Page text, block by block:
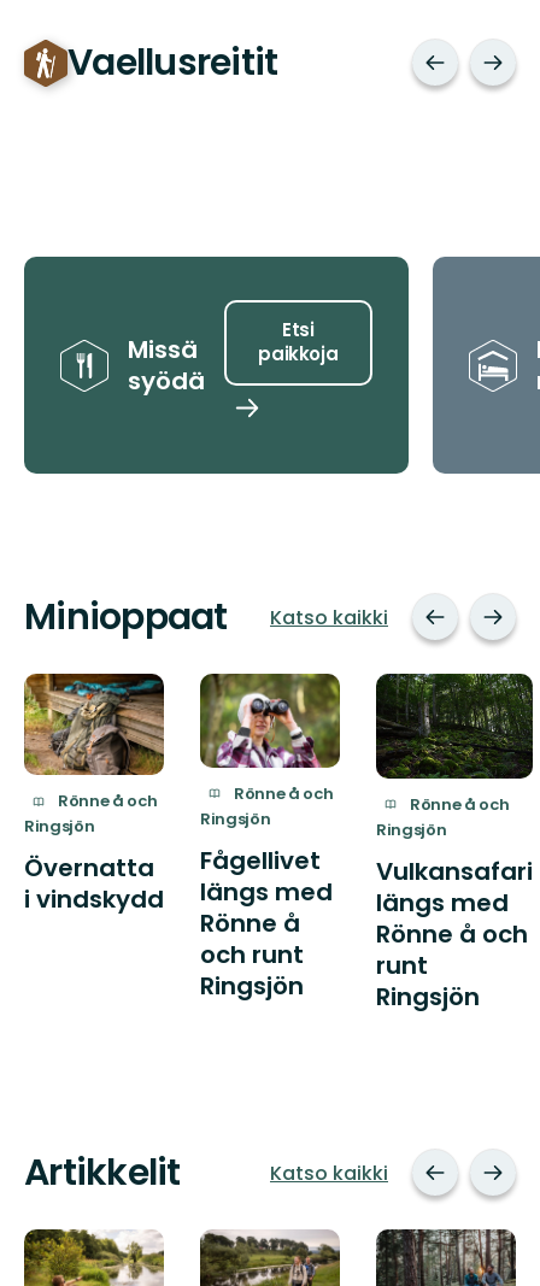
Vaellusreitit
Vinkit
Missä
syödä
Etsi
paikkoja
Etsi
Minioppaat Katso kaikki
Rönne å och
Ringsjön
Övernatta
i vindskydd
Rönne å och
Ringsjön
Fågellivet
längs med
Rönne å
och runt
Ringsjön
Rönne å och
Ringsjön
Vulkansafari
längs med
Rönne å och
runt
Ringsjön
Artikkelit Katso kaikki